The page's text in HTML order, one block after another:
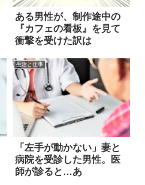
ある男性が、制作途中の
『カフェの看板』を見て
衝撃を受けた訳は
生活と仕事
「左手が動かない」妻と
病院を受診した男性。医
師が診ると…あ